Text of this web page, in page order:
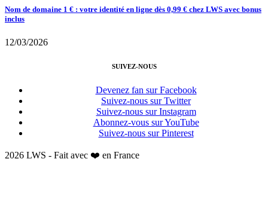
Nom de domaine 1 € : votre identité en ligne dès 0,99 € chez LWS avec bonus
inclus
12/03/2026
SUIVEZ-NOUS
Devenez fan sur Facebook
Suivez-nous sur Twitter
Suivez-nous sur Instagram
Abonnez-vous sur YouTube
Suivez-nous sur Pinterest
2026 LWS - Fait avec ❤️ en France